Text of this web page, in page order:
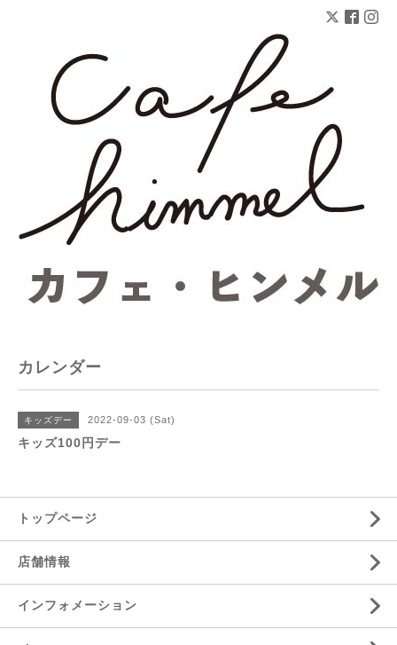
カレンダー
キッズデー 2022-09-03 (Sat)
キッズ100円デー
トップページ
店舗情報
インフォメーション